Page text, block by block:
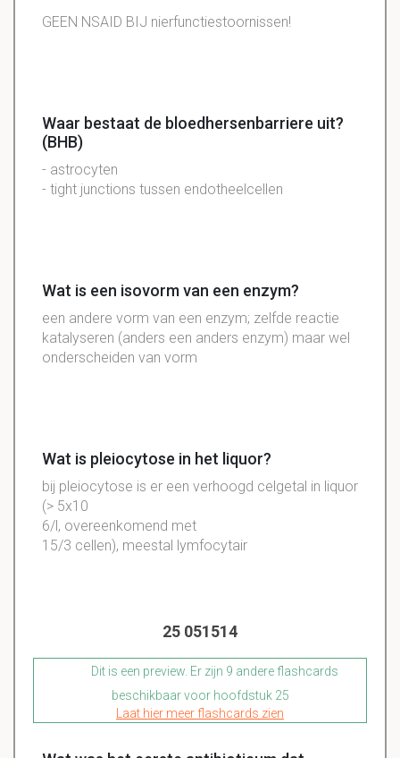
GEEN NSAID BIJ nierfunctiestoornissen!
Waar bestaat de bloedhersenbarriere uit?
(BHB)
- astrocyten
- tight junctions tussen endotheelcellen
Wat is een isovorm van een enzym?
een andere vorm van een enzym; zelfde reactie
katalyseren (anders een anders enzym) maar wel
onderscheiden van vorm
Wat is pleiocytose in het liquor?
bij pleiocytose is er een verhoogd celgetal in liquor
(> 5x10
6/l, overeenkomend met
15/3 cellen), meestal lymfocytair
25 051514
Dit is een preview. Er zijn 9 andere flashcards
beschikbaar voor hoofdstuk 25
Laat hier meer flashcards zien